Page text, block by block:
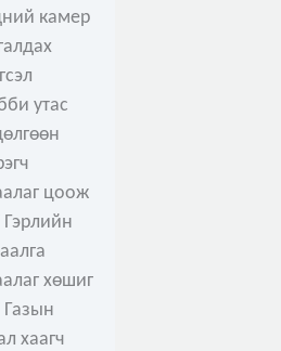
камер
утас
цоож
Гэрлийн
хөшиг
Газын
хаагч